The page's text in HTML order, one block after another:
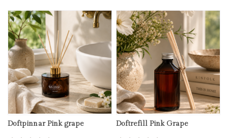
Doftpinnar Pink grape
Doftrefill Pink Grape